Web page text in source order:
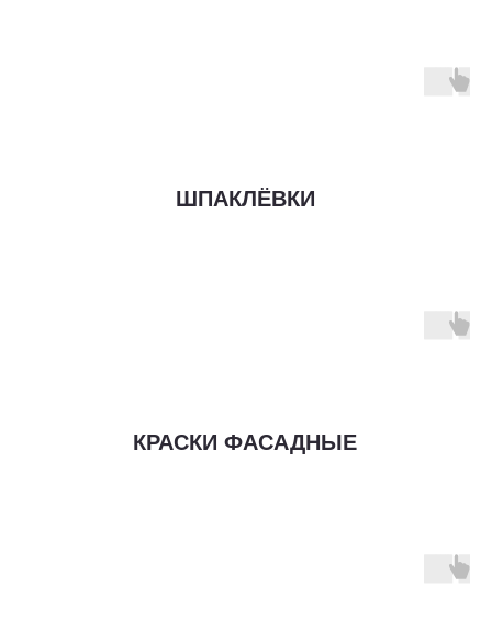
ШПАКЛЁВКИ
КРАСКИ ФАСАДНЫЕ